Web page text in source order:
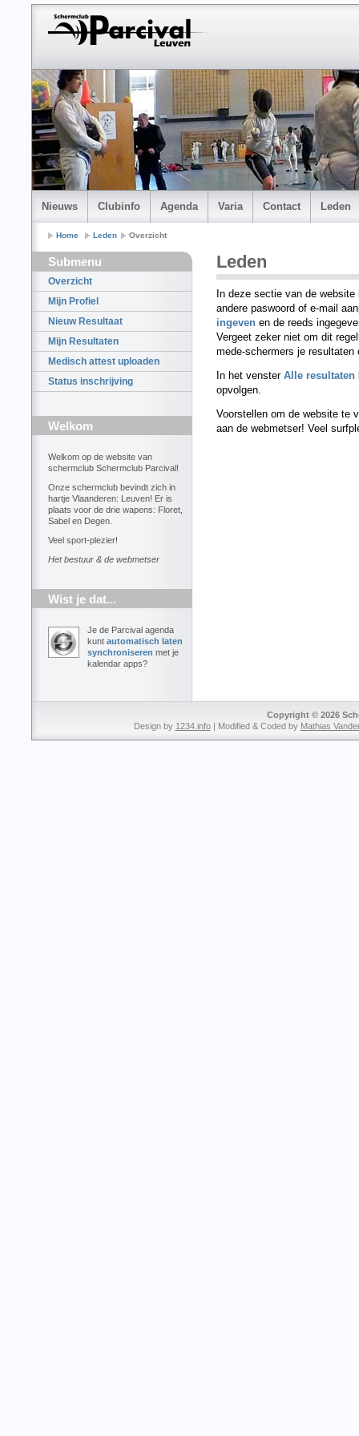
Nieuws Clubinfo Agenda Varia Contact Leden
Home Leden Overzicht
Submenu
Overzicht
Mijn Profiel
Nieuw Resultaat
Mijn Resultaten
Medisch attest uploaden
Status inschrijving
Welkom
Welkom op de website van
schermclub Schermclub Parcival!
Onze schermclub bevindt zich in
hartje Vlaanderen: Leuven! Er is
plaats voor de drie wapens: Floret,
Sabel en Degen.
Veel sport-plezier!
Het bestuur & de webmetser
Wist je dat...
Je de Parcival agenda
kunt automatisch laten
synchroniseren met je
kalendar apps?
Leden
In deze sectie van de
andere paswoord of e-mail
ingeven en de reeds
Vergeet zeker niet om dit
mede-schermers je resultaten
In het venster Alle resultaten
opvolgen.
Voorstellen om de website te
aan de webmetser! Veel
Copyright © 2026
Design by 1234.info| Modified & Coded by Mathias